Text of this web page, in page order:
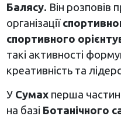
Балясу. Він розповів
організації
спортивного
такі активності
креативність та
У Сумахперша
на базі Ботанічного